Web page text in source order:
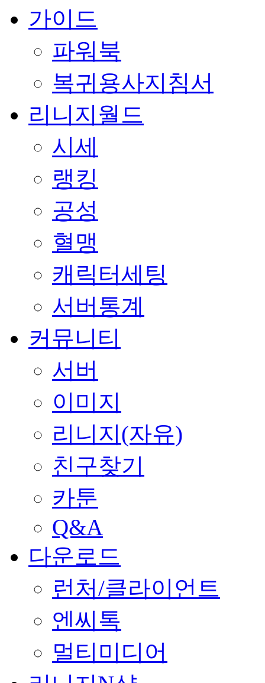
가이드
파워북
복귀용사지침서
리니지월드
시세
랭킹
공성
혈맹
캐릭터세팅
서버통계
커뮤니티
서버
이미지
리니지(자유)
친구찾기
카툰
Q&A
다운로드
런처/클라이언트
엔씨톡
멀티미디어